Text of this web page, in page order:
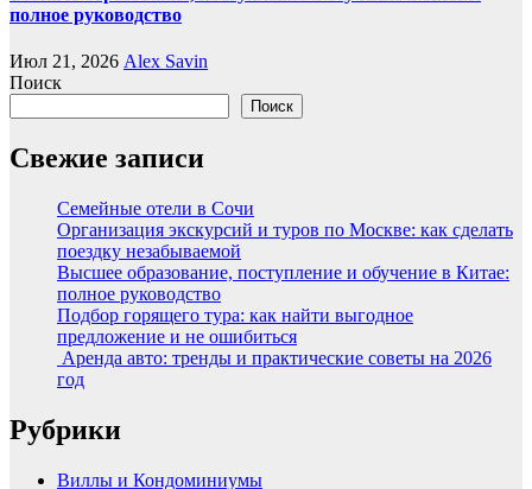
полное руководство
Июл 21, 2026 Alex Savin
Поиск
Поиск
Свежие записи
Семейные отели в Сочи
Организация экскурсий и туров по Москве: как сделать
поездку незабываемой
Высшее образование, поступление и обучение в Китае:
полное руководство
Подбор горящего тура: как найти выгодное
предложение и не ошибиться
Аренда авто: тренды и практические советы на 2026
год
Рубрики
Виллы и Кондоминиумы